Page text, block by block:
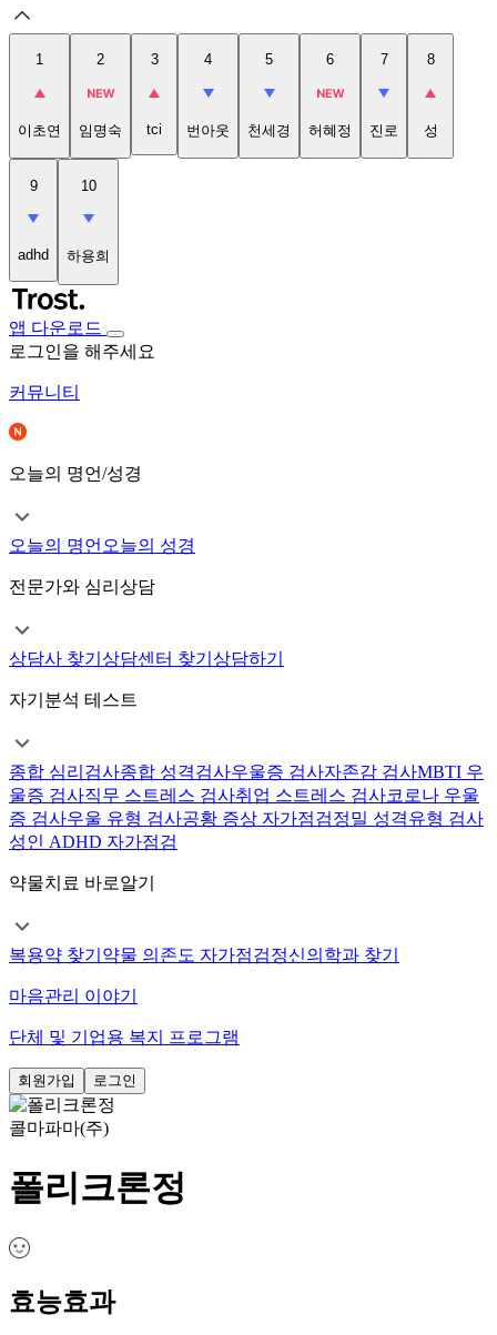
1
이초연
2
임명숙
3
tci
4
번아웃
5
천세경
6
허혜정
7
진로
8
성
9
adhd
10
하용희
앱 다운로드
로그인을 해주세요
커뮤니티
오늘의 명언/성경
오늘의 명언 오늘의 성경
전문가와 심리상담
상담사 찾기 상담센터 찾기 상담하기
자기분석 테스트
종합 심리검사종합 성격검사우울증 검사자존감 검사MBTI 우
울증 검사직무 스트레스 검사취업 스트레스 검사코로나 우울
증 검사우울 유형 검사공황 증상 자가점검정밀 성격유형 검사
성인 ADHD 자가점검
약물치료 바로알기
복용약 찾기 약물 의존도 자가점검정신의학과 찾기
마음관리 이야기
단체 및 기업용 복지 프로그램
회원가입 로그인
콜마파마(주)
폴리크론정
효능효과